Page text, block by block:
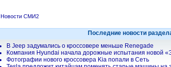
Новости СМИ2
Последние новости
В Jeep задумались о кроссовере меньше Renegade
Компания Hyundai начала дорожные испытания новой
Фотографии нового кроссовера Kia попали в Сеть